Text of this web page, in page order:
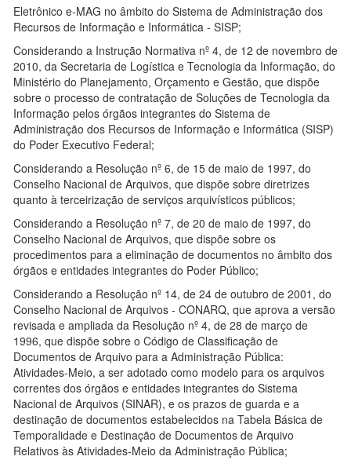
Eletrônico e-MAG no âmbito do Sistema de Administração dos
Recursos de Informação e Informática - SISP;
Considerando a Instrução Normativa nº 4, de 12 de novembro de
2010, da Secretaria de Logística e Tecnologia da Informação, do
Ministério do Planejamento, Orçamento e Gestão, que dispõe
sobre o processo de contratação de Soluções de Tecnologia da
Informação pelos órgãos integrantes do Sistema de
Administração dos Recursos de Informação e Informática (SISP)
do Poder Executivo Federal;
Considerando a Resolução nº 6, de 15 de maio de 1997, do
Conselho Nacional de Arquivos, que dispõe sobre diretrizes
quanto à terceirização de serviços arquivísticos públicos;
Considerando a Resolução nº 7, de 20 de maio de 1997, do
Conselho Nacional de Arquivos, que dispõe sobre os
procedimentos para a eliminação de documentos no âmbito dos
órgãos e entidades integrantes do Poder Público;
Considerando a Resolução nº 14, de 24 de outubro de 2001, do
Conselho Nacional de Arquivos - CONARQ, que aprova a versão
revisada e ampliada da Resolução nº 4, de 28 de março de
1996, que dispõe sobre o Código de Classificação de
Documentos de Arquivo para a Administração Pública:
Atividades-Meio, a ser adotado como modelo para os arquivos
correntes dos órgãos e entidades integrantes do Sistema
Nacional de Arquivos (SINAR), e os prazos de guarda e a
destinação de documentos estabelecidos na Tabela Básica de
Temporalidade e Destinação de Documentos de Arquivo
Relativos às Atividades-Meio da Administração Pública;